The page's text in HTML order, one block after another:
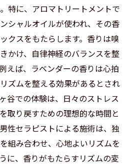
特に、アロマトリートメントで
シャルオイルが使われ、その香
クスをもたらします。香りは嗅
かけ、自律神経のバランスを整
えば、ラベンダーの香りは心拍
ズムを整える効果があるとされ
谷での体験は、日々のストレス
取り戻すための理想的な時間と
性セラピストによる施術は、独
組み合わせ、心地よいリズムを
に、香りがもたらすリズムの変